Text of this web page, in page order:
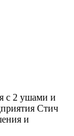
с 2 ушами и
Стич
и